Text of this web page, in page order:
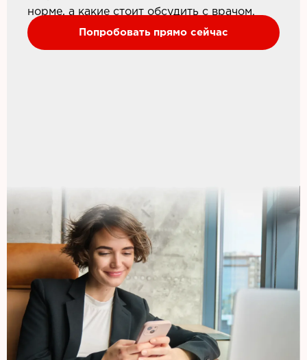
норме, а какие стоит обсудить с врачом.
Попробовать прямо сейчас